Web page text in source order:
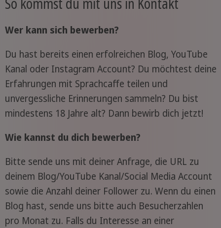
Wer kann sich bewerben?
Du hast bereits einen erfolreichen Blog, YouTube
Kanal oder Instagram Account? Du möchtest deine
Erfahrungen mit Sprachcaffe teilen und
unvergessliche Erinnerungen sammeln? Du bist
mindestens 18 Jahre alt? Dann bewirb dich jetzt!
Wie kannst du dich bewerben?
Bitte sende uns mit deiner Anfrage, die URL zu
deinem Blog/YouTube Kanal/Social Media Account
sowie die Anzahl deiner Follower zu. Wenn du einen
Blog hast, sende uns bitte auch Besucherzahlen
pro Monat zu. Falls du Interesse an einer